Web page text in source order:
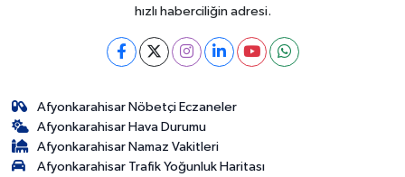
hızlı haberciliğin adresi.
Afyonkarahisar Nöbetçi Eczaneler
Afyonkarahisar Hava Durumu
Afyonkarahisar Namaz Vakitleri
Afyonkarahisar Trafik Yoğunluk Haritası